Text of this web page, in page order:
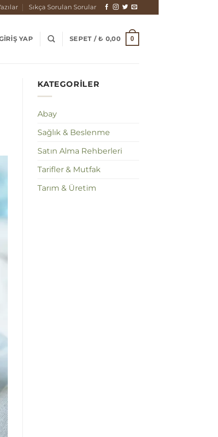
Sıkça Sorulan Sorular
YAP SEPET /₺ 0,00 0
KATEGORILER
Abay
Sağlık & Beslenme
Satın Alma Rehberleri
Tarifler & Mutfak
Tarım & Üretim